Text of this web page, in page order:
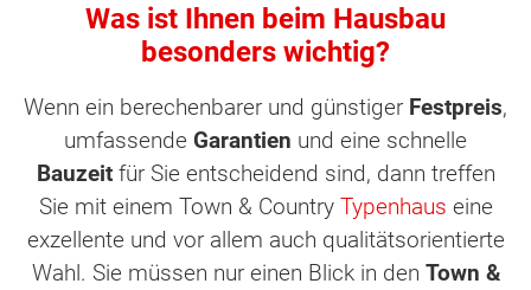
Was ist Ihnen beim Hausbau
besonders wichtig?
Wenn ein berechenbarer und günstiger Festpreis,
umfassende Garantien und eine schnelle
Bauzeitfür Sie entscheidend sind, dann treffen
Sie mit einem Town & Country Typenhaus eine
exzellente und vor allem auch qualitätsorientierte
Wahl. Sie müssen nur einen Blick in den Town &